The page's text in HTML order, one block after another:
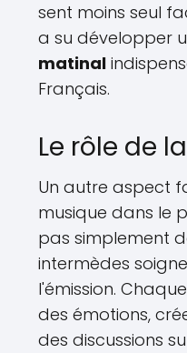
sent moins seul
a su développer
matinal
Français.
Le rôle de
Un autre aspect
musique dans le
pas simplement
intermèdes
l'émission.
des émotions,
des discussions